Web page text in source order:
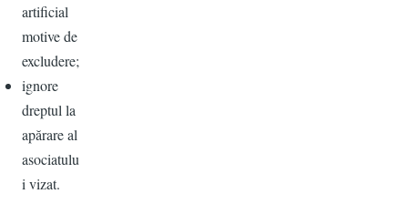
artificial
motive de
excludere;
ignore
dreptul la
apărare al
asociatulu
i vizat.